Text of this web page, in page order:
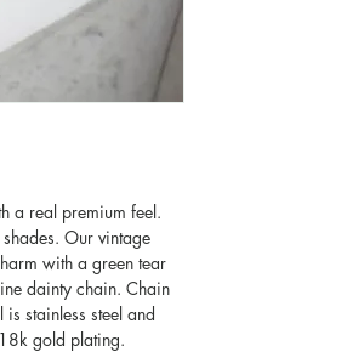
a real premium feel.
Our vintage
with a green tear
dainty chain. Chain
stainless steel and
gold plating.